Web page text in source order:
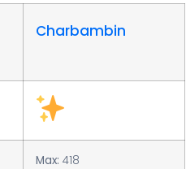
Charbambin
Max: 418